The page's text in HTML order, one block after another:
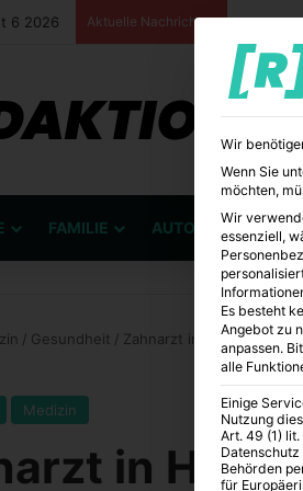
6 2026 Aktuelle Nachrichten
FAMILIE AUTO BÜCHER
/ Gesundheit / Zahnarzt in Hamburg:
Medizin
in
Wir
Wenn Sie
möchten,
Wir
essenziell,
Es besteht
Angebot zu
anpassen.
alle
Einige
Nutzung
Art. 49 (1)
Behörden
für